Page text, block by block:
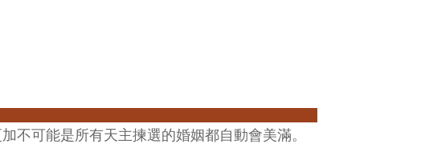
不可能是所有天主揀選的婚姻都自動會美滿。